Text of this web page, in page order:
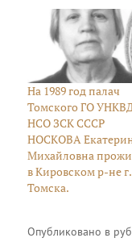
На 1989 год палач
Томского ГО
НСО ЗСК СССР
НОСКОВА
Михайловна
в Кировском р-не г.
Томска.
Опубликовано в